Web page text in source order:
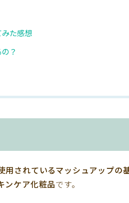
みた感想
？
されているマッシュアップの
ンケア化粧品です。